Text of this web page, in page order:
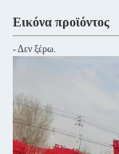
Εικόνα προϊόντος
- Δεν ξέρω.